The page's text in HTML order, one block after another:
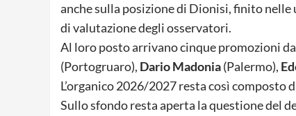
anche sulla posizione di Dionisi, finito
di valutazione degli osservatori.
Al loro posto arrivano cinque promozioni
(Portogruaro), Dario Madonia(Palermo),
L’organico 2026/2027 resta così composto
Sullo sfondo resta aperta la questione del